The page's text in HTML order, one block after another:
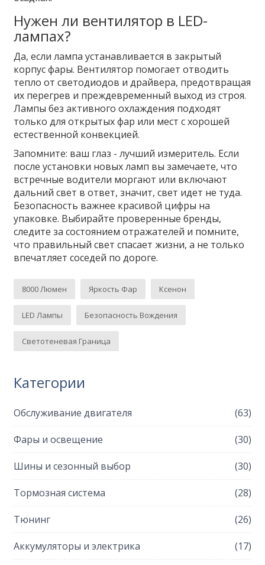
Нужен ли вентилятор в LED-
лампах?
Да, если лампа устанавливается в закрытый
корпус фары. Вентилятор помогает отводить
тепло от светодиодов и драйвера, предотвращая
их перегрев и преждевременный выход из строя.
Лампы без активного охлаждения подходят
только для открытых фар или мест с хорошей
естественной конвекцией.
Запомните: ваш глаз - лучший измеритель. Если
после установки новых ламп вы замечаете, что
встречные водители моргают или включают
дальний свет в ответ, значит, свет идет не туда.
Безопасность важнее красивой цифры на
упаковке. Выбирайте проверенные бренды,
следите за состоянием отражателей и помните,
что правильный свет спасает жизни, а не только
впечатляет соседей по дороге.
8000 Люмен Яркость Фар Ксенон
LED Лампы Безопасность Вождения
Светотеневая Граница
Категории
Обслуживание двигателя (63)
Фары и освещение (30)
Шины и сезонный выбор (30)
Тормозная система (28)
Тюнинг (26)
Аккумуляторы и электрика (17)